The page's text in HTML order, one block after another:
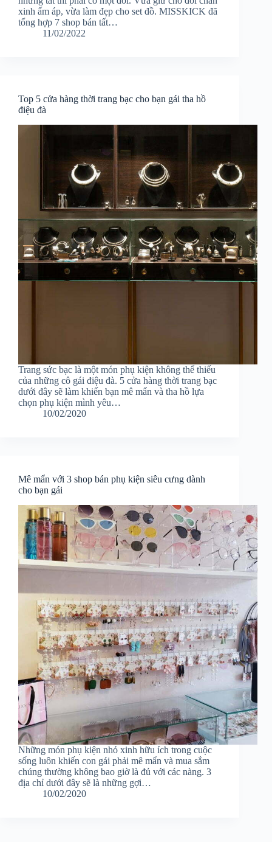
xinh ấm áp, vừa làm đẹp cho set đồ. MISSKICK đã
tổng hợp 7 shop bán tất…
11/02/2022
Top 5 cửa hàng thời trang bạc cho bạn gái tha hồ
điệu đà
Trang sức bạc là một món phụ kiện không thể thiếu
của những cô gái điệu đà. 5 cửa hàng thời trang bạc
dưới đây sẽ làm khiến bạn mê mẩn và tha hồ lựa
chọn phụ kiện mình yêu…
10/02/2020
Mê mẩn với 3 shop bán phụ kiện siêu cưng dành
cho bạn gái
Những món phụ kiện nhỏ xinh hữu ích trong cuộc
sống luôn khiến con gái phải mê mẩn và mua sắm
chúng thường không bao giờ là đủ với các nàng. 3
địa chỉ dưới đây sẽ là những gợi…
10/02/2020